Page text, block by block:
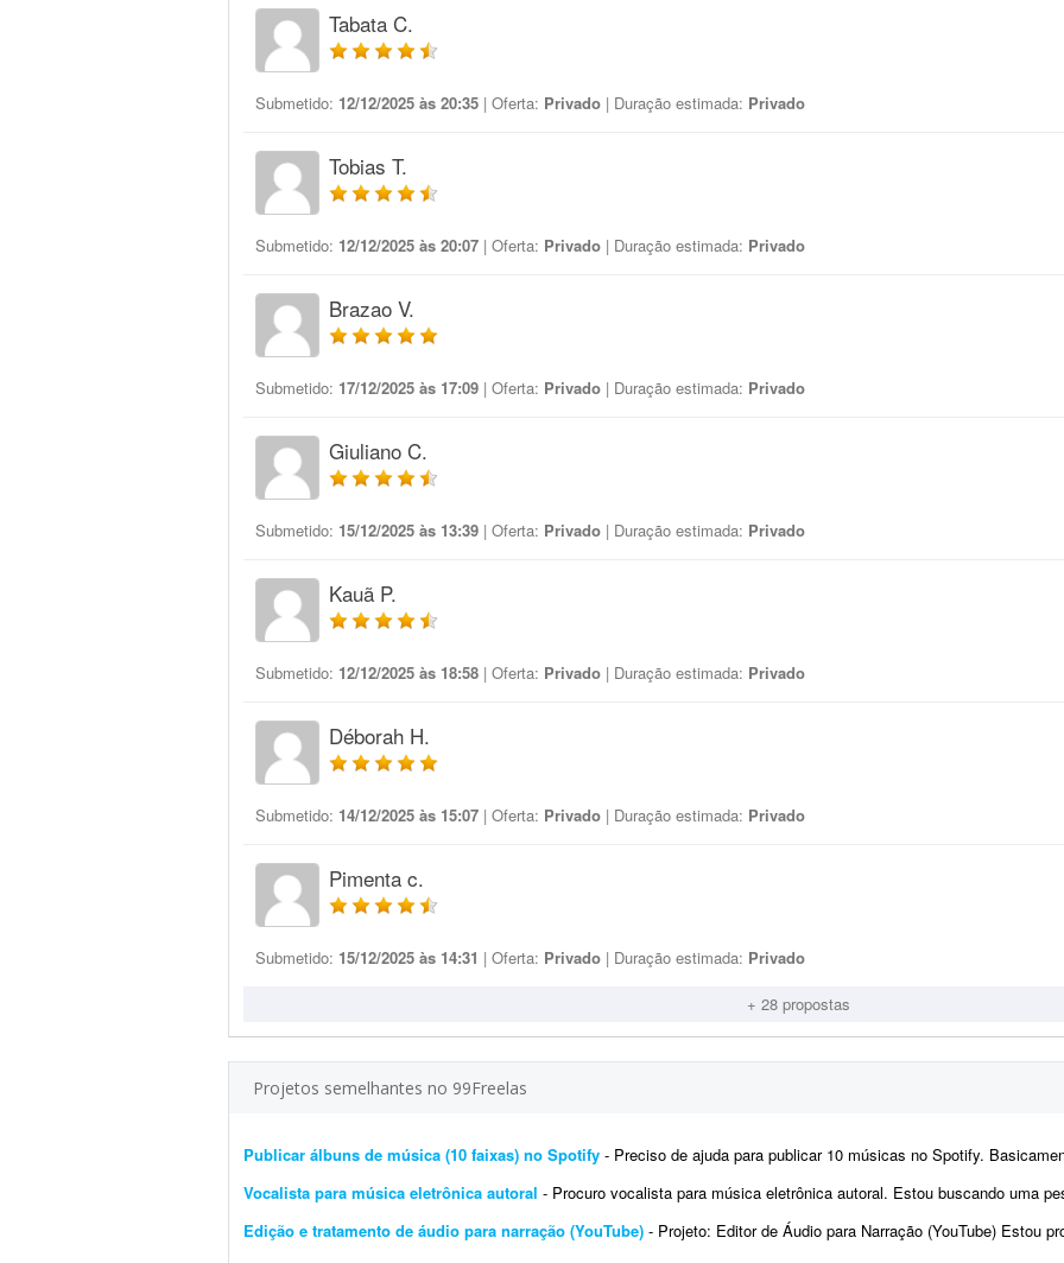
Tabata C.
Submetido: 12/12/2025 às 20:35 | Oferta: Privado | Duração estimada: Privado
Tobias T.
Submetido: 12/12/2025 às 20:07 | Oferta: Privado | Duração estimada: Privado
Brazao V.
Submetido: 17/12/2025 às 17:09 | Oferta: Privado | Duração estimada: Privado
Giuliano C.
Submetido: 15/12/2025 às 13:39 | Oferta: Privado | Duração estimada: Privado
Kauã P.
Submetido: 12/12/2025 às 18:58 | Oferta: Privado | Duração estimada: Privado
Déborah H.
Submetido: 14/12/2025 às 15:07 | Oferta: Privado | Duração estimada: Privado
Pimenta c.
Submetido: 15/12/2025 às 14:31 | Oferta: Privado | Duração estimada: Privado
+ 28 propostas
Projetos semelhantes no 99Freelas
Publicar álbuns de música (10 faixas) no Spotify - Preciso de ajuda para publicar 10 músicas no Spotify. Basicamente, preciso que alguém me ajude a
Vocalista para música eletrônica autoral - Procuro vocalista para música eletrônica autoral. Estou buscando uma pessoa para gravar os vocais de uma faixa
Edição e tratamento de áudio para narração (YouTube) - Projeto: Editor de Áudio para Narração (YouTube) Estou procurando um editor de áudio